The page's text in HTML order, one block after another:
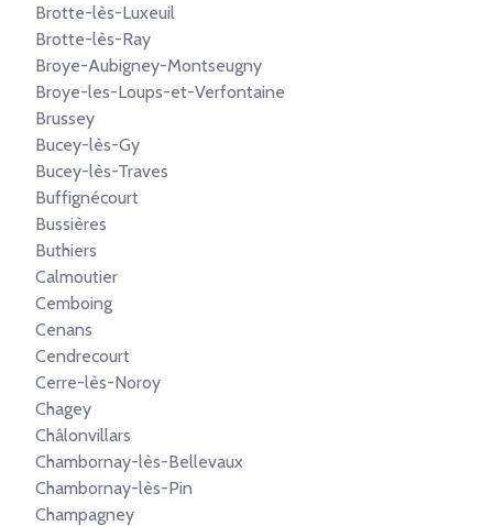
Brotte-lès-Luxeuil
Brotte-lès-Ray
Broye-Aubigney-Montseugny
Broye-les-Loups-et-Verfontaine
Brussey
Bucey-lès-Gy
Bucey-lès-Traves
Buffignécourt
Bussières
Buthiers
Calmoutier
Cemboing
Cenans
Cendrecourt
Cerre-lès-Noroy
Chagey
Châlonvillars
Chambornay-lès-Bellevaux
Chambornay-lès-Pin
Champagney